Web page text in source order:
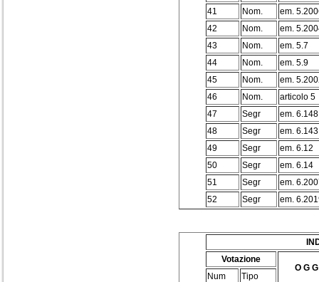
41
Nom.
em.
42
Nom.
em.
43
Nom.
em. 5.7
44
Nom.
em. 5.9
45
Nom.
em.
46
Nom.
articolo 5
47
Segr
em. 6.148
48
Segr
em. 6.143
49
Segr
em. 6.12
50
Segr
em. 6.14
51
Segr
em.
52
Segr em.
Votazione
O G
Num
Tipo